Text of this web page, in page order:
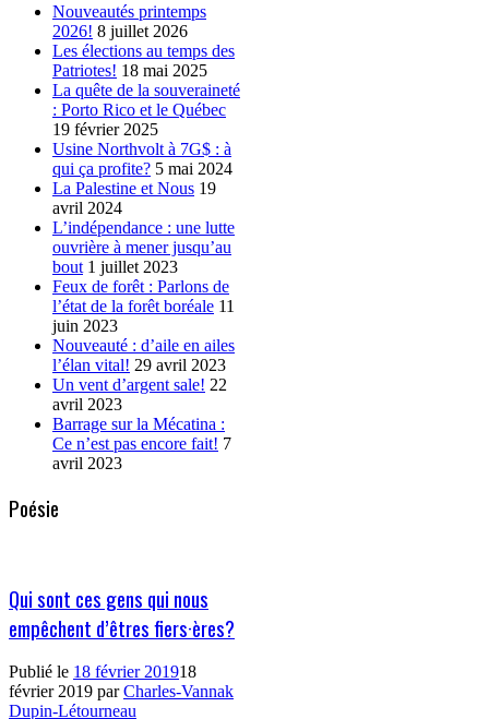
Nouveautés printemps
2026! 8 juillet 2026
Les élections au temps des
Patriotes! 18 mai 2025
La quête de la souveraineté
: Porto Rico et le Québec
19 février 2025
Usine Northvolt à 7G$ : à
qui ça profite? 5 mai 2024
La Palestine et Nous 19
avril 2024
L’indépendance : une lutte
ouvrière à mener jusqu’au
bout 1 juillet 2023
Feux de forêt : Parlons de
l’état de la forêt boréale 11
juin 2023
Nouveauté : d’aile en ailes
l’élan vital! 29 avril 2023
Un vent d’argent sale! 22
avril 2023
Barrage sur la Mécatina :
Ce n’est pas encore fait! 7
avril 2023
Poésie
Qui sont ces gens qui nous
empêchent d’êtres fiers·ères?
Publié le 18 février 201918
février 2019 parCharles-Vannak
Dupin-Létourneau